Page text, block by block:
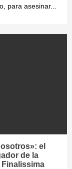
para asesinar...
el
de la